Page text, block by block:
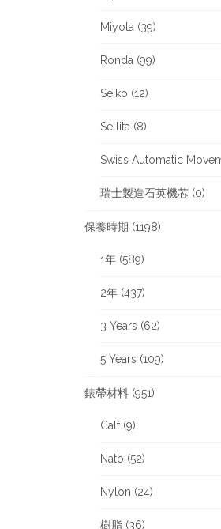
Miyota (39)
Ronda (99)
Seiko (12)
Sellita (8)
Swiss Automatic
瑞士製造石英機芯 (0)
保養時期 (1198)
1年 (589)
2年 (437)
3 Years (62)
5 Years (109)
錶帶材料 (951)
Calf (9)
Nato (52)
Nylon (24)
樹脂 (36)